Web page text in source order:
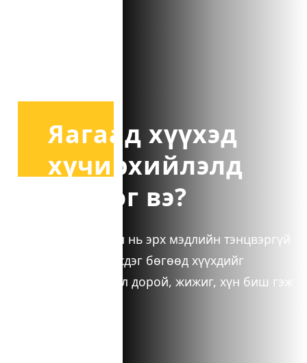
Яагаад хүүхэд
хүчирхийлэлд
өртдөг вэ?
Хүчирхийлэл нь эрх мэдлийн тэнцвэргүй
байдлаас үүсдэг бөгөөд хүүхдийг
өөрөөсөө сул дорой, жижиг, хүн биш гэж